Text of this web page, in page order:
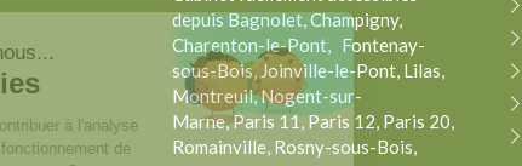
depuis Bagnolet, Champigny,
Charenton-le-Pont, Fontenay-
sous-Bois, Joinville-le-Pont, Lilas,
Montreuil, Nogent-sur-
Marne, Paris 11, Paris 12, Paris 20,
Romainville, Rosny-sous-Bois,
Bonjour c'est nous...
Les Cookies
Notre rôle est de contribuer à l'analyse
du trafic et au bon fonctionnement de